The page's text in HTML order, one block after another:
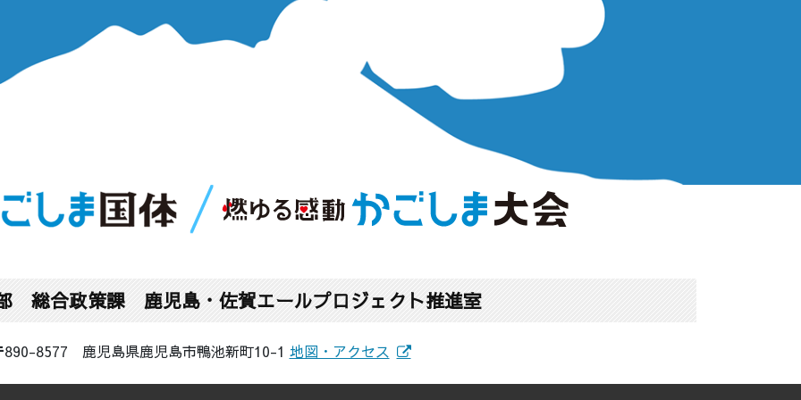
総合政策課 鹿児島・佐賀エールプロジェクト推進室
890-8577 鹿児島県鹿児島市鴨池新町10-1 地図・アクセス